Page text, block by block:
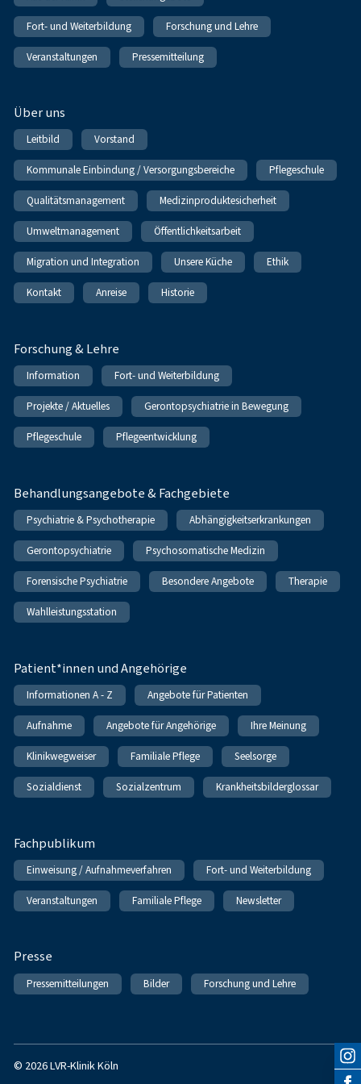
Fort- und Weiterbildung Forschung und Lehre
Veranstaltungen Pressemitteilung
Über uns
Leitbild Vorstand
Kommunale Einbindung / Versorgungsbereiche Pflegeschule
Qualitätsmanagement Medizinproduktesicherheit
Umweltmanagement Öffentlichkeitsarbeit
Migration und Integration Unsere Küche Ethik
Kontakt Anreise Historie
Forschung & Lehre
Information Fort- und Weiterbildung
Projekte / Aktuelles Gerontopsychiatrie in Bewegung
Pflegeschule Pflegeentwicklung
Behandlungsangebote & Fachgebiete
Psychiatrie & Psychotherapie Abhängigkeitserkrankungen
Gerontopsychiatrie Psychosomatische Medizin
Forensische Psychiatrie Besondere Angebote Therapie
Wahlleistungsstation
Patient*innen und Angehörige
Informationen A - Z Angebote für Patienten
Aufnahme Angebote für Angehörige Ihre Meinung
Klinikwegweiser Familiale Pflege Seelsorge
Sozialdienst Sozialzentrum Krankheitsbilderglossar
Fachpublikum
Einweisung / Aufnahmeverfahren Fort- und Weiterbildung
Veranstaltungen Familiale Pflege Newsletter
Presse
Pressemitteilungen Bilder Forschung und Lehre
© 2026 LVR-Klinik Köln